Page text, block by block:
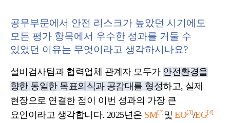
공무부문에서 안전 리스크가 높았던 시기에도
모든 평가 항목에서 우수한 성과를 거둘 수
있었던 이유는 무엇이라고 생각하시나요?
설비검사팀과 협력업체 관계자 모두가 안전환경을
향한 동일한 목표의식과 공감대를 형성하고, 실제
현장으로 연결한 점이 이번 성과의 가장 큰
요인이라고 생각합니다. 2025년은 SM[2] 및EO[3]/EG[4]